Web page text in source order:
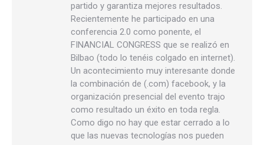
partido y garantiza mejores resultados.
Recientemente he participado en una
conferencia 2.0 como ponente, el
FINANCIAL CONGRESS que se realizó en
Bilbao (todo lo tenéis colgado en internet).
Un acontecimiento muy interesante donde
la combinación de (.com) facebook, y la
organización presencial del evento trajo
como resultado un éxito en toda regla.
Como digo no hay que estar cerrado a lo
que las nuevas tecnologías nos pueden